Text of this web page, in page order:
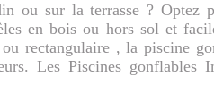
ou sur la terrasse ? Optez
en bois ou hors sol et
rectangulaire , la piscine
Les Piscines gonflables